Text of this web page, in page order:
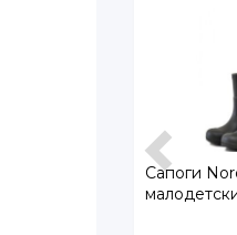
Сапоги